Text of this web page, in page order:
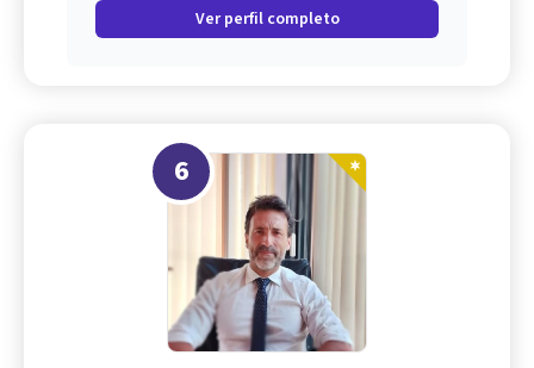
Ver perfil completo
6